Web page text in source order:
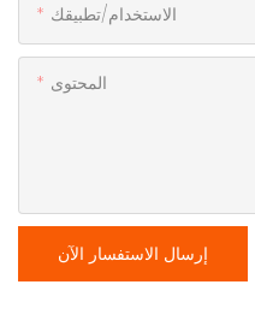
الاستخدام/تطبيقك
المحتوى
إرسال الاستفسار الآن